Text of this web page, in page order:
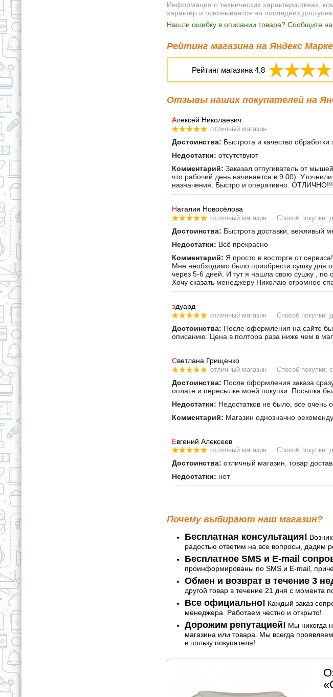
Информация о технических характеристиках,
характер и основывается на последних
Нашли ошибку в описании товара? Сообщите
Рейтинг магазина на Яндекс
Рейтинг магазина 4,8
Отзывы наших покупателей на
Алексей Николаевич
отличный магазин
Достоинства: Быстрота и качество обработки
Недостатки: отсутствуют
Комментарий: Заказал отпугиватель от
что рабочий день начинается в 9.00).
назначения. Быстро и оперативно. ОТЛИЧНО!!!
Наталия Новосёлова
отличный магазин Способ покупки:
Достоинства: Быстрота доставки, вежливый
Недостатки: Всё прекрасно
Комментарий: Я просто в восторге от сервиса!
Мне необходимо было приобрести сушку для
через 5-6 дней. И тут я нашла свою сушку ,
Хочу сказать менеджеру Николаю огромное
эдуард
отличный магазин Способ покупки:
Достоинства: После оформления на сайте
описанию. Цена в полтора раза ниже чем в
Светлана Грищенко
отличный магазин Способ покупки:
Достоинства: После оформления заказа
оплате и пересылке моей покупки. Посылка
Недостатки: Недостатков не было, все очень
Комментарий: Магазин однозначно
Евгений Алексеев
отличный магазин Способ покупки:
Достоинства: отличный магазин, товар
Недостатки: нет
Почему выбирают наш магазин?
Бесплатная консультация!
радостью ответим на все вопросы, дадим
Бесплатное SMS и E-mail
проинформированы по SMS и E-mail,
Обмен и возврат в течение 3
другой товар в течение 21 дня с момента
Все официально! Каждый заказ
менеджера. Работаем честно и открыто!
Дорожим репутацией! Мы никогда
магазина или товара. Мы всегда
в пользу покупателя!